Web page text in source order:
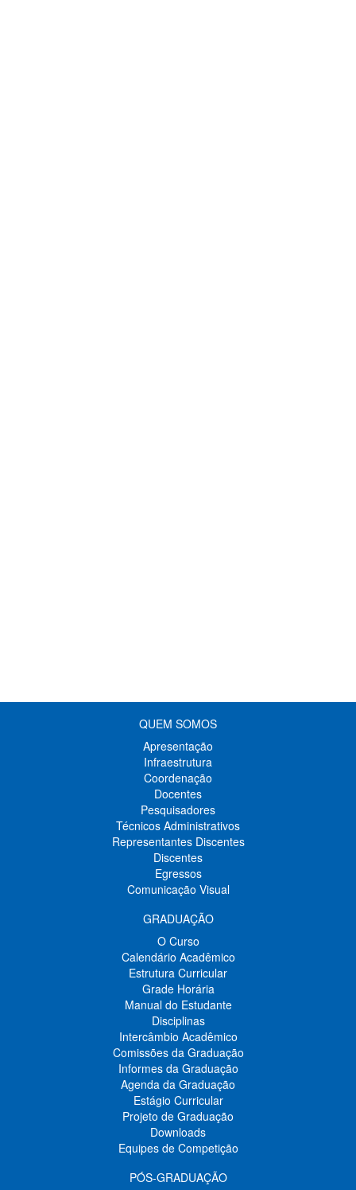
QUEM SOMOS
Apresentação
Infraestrutura
Coordenação
Docentes
Pesquisadores
Técnicos Administrativos
Representantes Discentes
Discentes
Egressos
Comunicação Visual
GRADUAÇÃO
O Curso
Calendário Acadêmico
Estrutura Curricular
Grade Horária
Manual do Estudante
Disciplinas
Intercâmbio Acadêmico
Comissões da Graduação
Informes da Graduação
Agenda da Graduação
Estágio Curricular
Projeto de Graduação
Downloads
Equipes de Competição
PÓS-GRADUAÇÃO